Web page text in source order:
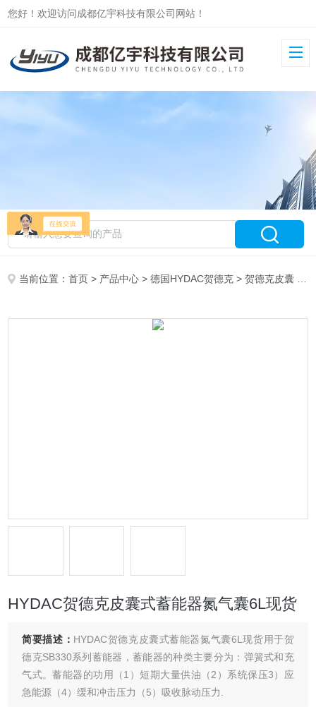
您好！欢迎访问成都亿宇科技有限公司网站！
当前位置：首页 > 产品中心 >德国HYDAC贺德克 >贺德克皮囊
HYDAC贺德克皮囊式蓄能器氮气囊6L现货
简要描述： HYDAC贺德克皮囊式蓄能器氮气囊6L现货用于贺
德克SB330系列蓄能器，蓄能器的种类主要分为：弹簧式和充
气式。蓄能器的功用（1）短期大量供油（2）系统保压3）应
急能源（4）缓和冲击压力（5）吸收脉动压力.